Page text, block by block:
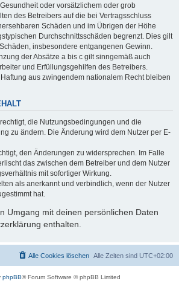
oder vorsätzlichem oder grob
des Betreibers auf die bei Vertragsschluss
Schäden und im Übrigen der Höhe
Durchschnittsschäden begrenzt. Dies gilt
insbesondere entgangenen Gewinn.
der Absätze a bis c gilt sinngemäß auch
und Erfüllungsgehilfen des Betreibers.
aus zwingendem nationalem Recht bleiben
die Nutzungsbedingungen und die
zu ändern. Die Änderung wird dem Nutzer per E-
den Änderungen zu widersprechen. Im Falle
das zwischen dem Betreiber und dem Nutzer
mit sofortiger Wirkung.
als anerkannt und verbindlich, wenn der Nutzer
hat.
Umgang mit deinen persönlichen Daten
enthalten.
Alle Zeiten sind UTC+02:00
Alle Cookies löschen
phpBB® Forum Software © phpBB Limited